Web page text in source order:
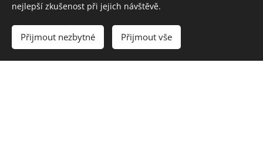
Vyprodáno
nejlepší zkušenost při jejich návštěvě.
Přijmout nezbytné Přijmout vše